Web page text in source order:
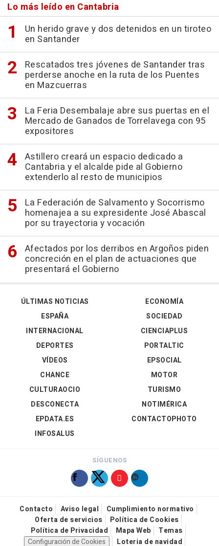
Lo más leído en Cantabria
Un herido grave y dos detenidos en un tiroteo
en Santander
Rescatados tres jóvenes de Santander tras
perderse anoche en la ruta de los Puentes
en Mazcuerras
La Feria Desembalaje abre sus puertas en el
Mercado de Ganados de Torrelavega con 95
expositores
Astillero creará un espacio dedicado a
Cantabria y el alcalde pide al Gobierno
extenderlo al resto de municipios
La Federación de Salvamento y Socorrismo
homenajea a su expresidente José Abascal
por su trayectoria y vocación
Afectados por los derribos en Argoños piden
concreción en el plan de actuaciones que
presentará el Gobierno
ÚLTIMAS NOTICIAS
ESPAÑA
INTERNACIONAL
DEPORTES
VÍDEOS
ECONOMÍA
SOCIEDAD
CIENCIAPLUS
PORTALTIC
EPSOCIAL
CHANCE
CULTURAOCIO
DESCONECTA
EPDATA.ES
INFOSALUS
MOTOR
TURISMO
NOTIMÉRICA
CONTACTOPHOTO
SÍGUENOS
Contacto Aviso legal
Cumplimiento normativo
Oferta de servicios
Política de Cookies
Política de Privacidad
Mapa Web
Temas
Configuración de Cookies
Loteria de navidad